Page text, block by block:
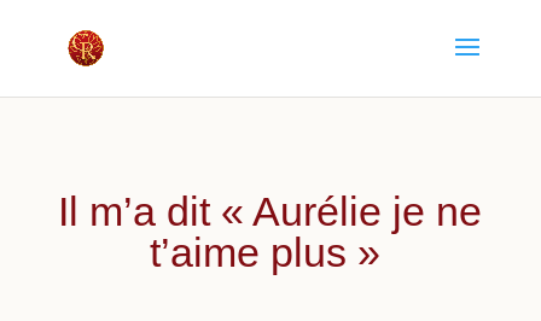
Il m’a dit « Aurélie je ne
t’aime plus »